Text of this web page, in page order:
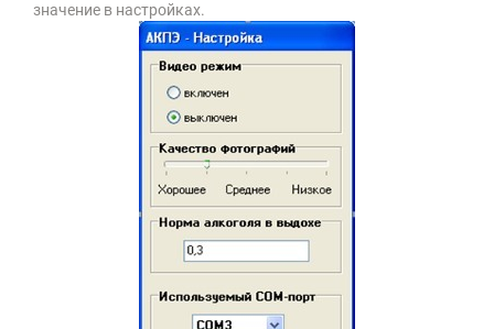
значение в настройках.